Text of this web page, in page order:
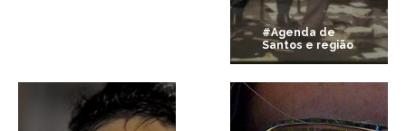
#Agenda de
Santos e região
29/11/2011